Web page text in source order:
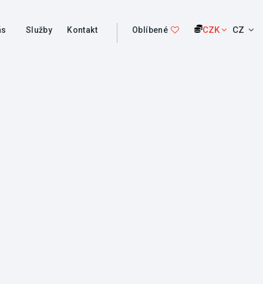
Služby Kontakt Oblíbené CZK CZ